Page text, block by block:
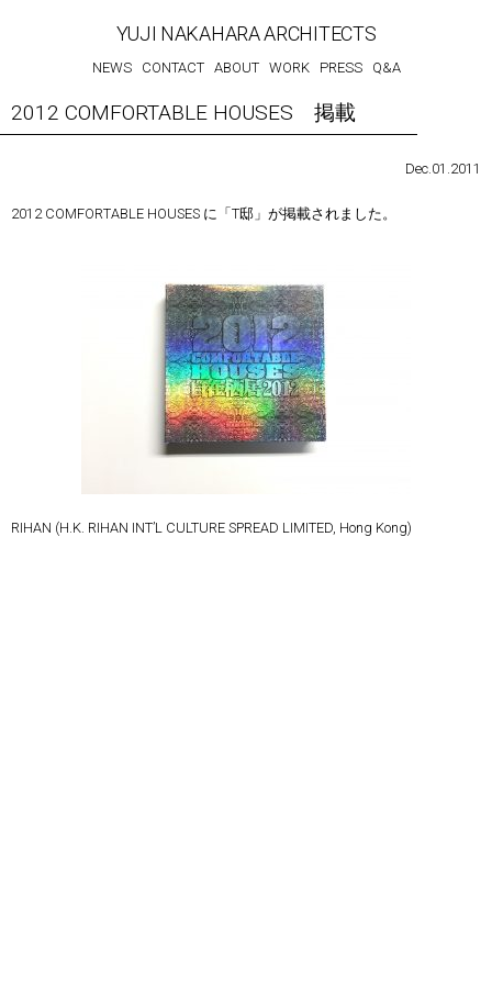
YUJI NAKAHARA ARCHITECTS
NEWS CONTACT ABOUT WORK PRESS Q&A
2012 COMFORTABLE HOUSES 掲載
Dec.01.2011
2012 COMFORTABLE HOUSES に「T邸」が掲載されました。
RIHAN (H.K. RIHAN INT’L CULTURE SPREAD LIMITED, Hong Kong)